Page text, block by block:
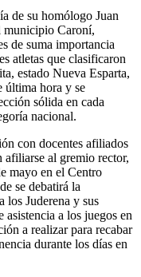
de su homólogo Juan
municipio Caroní,
de suma importancia
atletas que clasificaron
estado Nueva Esparta,
última hora y se
sólida en cada
nacional.
con docentes afiliados
afiliarse al gremio rector,
mayo en el Centro
se debatirá la
los Juderena y sus
asistencia a los juegos en
a realizar para recabar
durante los días en